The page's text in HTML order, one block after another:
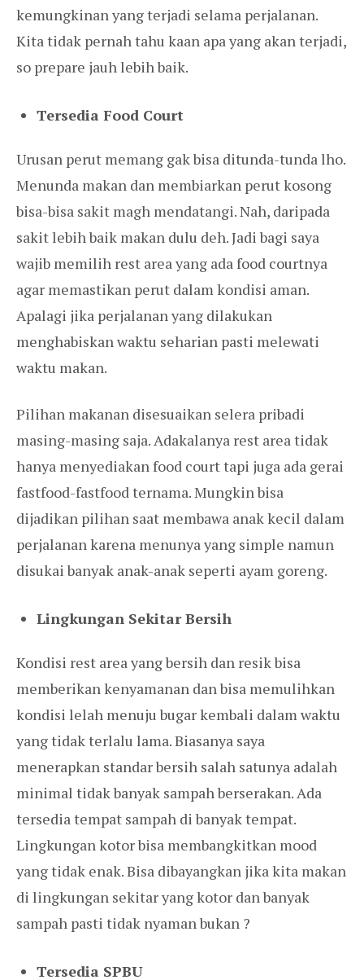
kemungkinan yang terjadi selama perjalanan.
Kita tidak pernah tahu kaan apa yang akan terjadi,
so prepare jauh lebih baik.
Tersedia Food Court
Urusan perut memang gak bisa ditunda-tunda lho.
Menunda makan dan membiarkan perut kosong
bisa-bisa sakit magh mendatangi. Nah, daripada
sakit lebih baik makan dulu deh. Jadi bagi saya
wajib memilih rest area yang ada food courtnya
agar memastikan perut dalam kondisi aman.
Apalagi jika perjalanan yang dilakukan
menghabiskan waktu seharian pasti melewati
waktu makan.
Pilihan makanan disesuaikan selera pribadi
masing-masing saja. Adakalanya rest area tidak
hanya menyediakan food court tapi juga ada gerai
fastfood-fastfood ternama. Mungkin bisa
dijadikan pilihan saat membawa anak kecil dalam
perjalanan karena menunya yang simple namun
disukai banyak anak-anak seperti ayam goreng.
Lingkungan Sekitar Bersih
Kondisi rest area yang bersih dan resik bisa
memberikan kenyamanan dan bisa memulihkan
kondisi lelah menuju bugar kembali dalam waktu
yang tidak terlalu lama. Biasanya saya
menerapkan standar bersih salah satunya adalah
minimal tidak banyak sampah berserakan. Ada
tersedia tempat sampah di banyak tempat.
Lingkungan kotor bisa membangkitkan mood
yang tidak enak. Bisa dibayangkan jika kita makan
di lingkungan sekitar yang kotor dan banyak
sampah pasti tidak nyaman bukan ?
Tersedia SPBU